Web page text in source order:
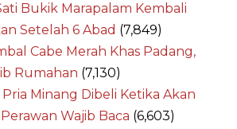
Bukik Marapalam Kembali
Setelah 6 Abad (7,849)
Cabe Merah Khas Padang,
Rumahan (7,130)
Minang Dibeli Ketika Akan
Wajib Baca (6,603)